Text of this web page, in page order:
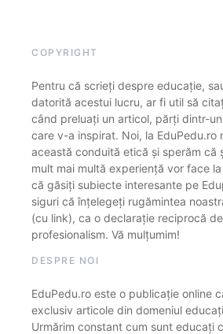
COPYRIGHT
Pentru că scrieți despre educație,
datorită acestui lucru, ar fi util să
când preluați un articol, părți dintr-
care v-a inspirat. Noi, la EduPedu.ro
această conduită etică și sperăm că
mult mai multă experiență vor face
că găsiți subiecte interesante pe
siguri că înțelegeți rugămintea
(cu link), ca o declarație reciprocă
profesionalism. Vă mulțumim!
DESPRE NOI
EduPedu.ro este o publicație online
exclusiv articole din domeniul
Urmărim constant cum sunt educați